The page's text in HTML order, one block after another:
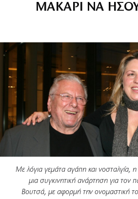
ΜΑΚΑΡΙ ΝΑ
Με λόγια γεμάτα αγάπη και νοσταλγία,
μια συγκινητική ανάρτηση για τον
Βουτσά, με αφορμή την ονομαστική